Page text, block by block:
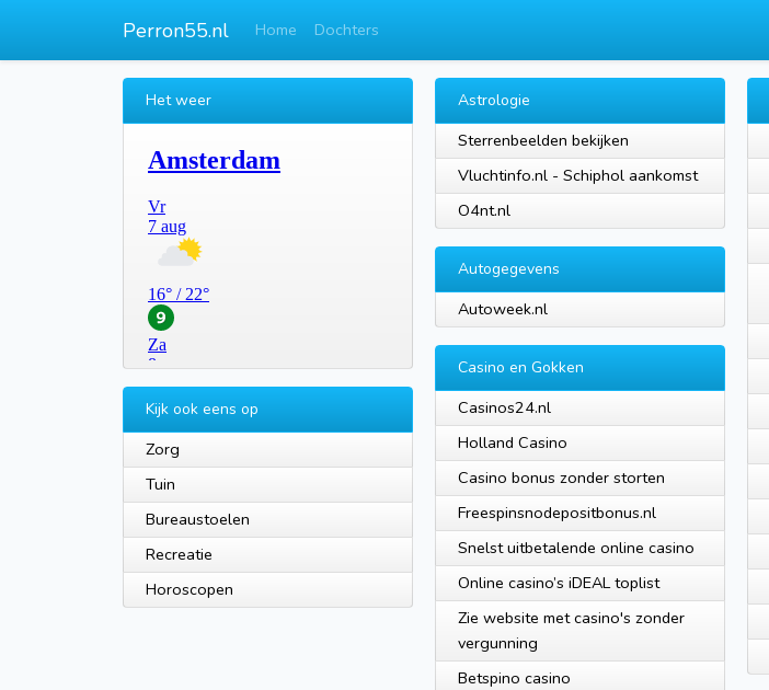
Perron55.nl Home Dochters
Het weer
Kijk ook eens op
Zorg
Tuin
Bureaustoelen
Recreatie
Horoscopen
Astrologie
Sterrenbeelden bekijken
Vluchtinfo.nl - Schiphol aankomst
O4nt.nl
Autogegevens
Autoweek.nl
Casino en Gokken
Casinos24.nl
Holland Casino
Casino bonus zonder storten
Freespinsnodepositbonus.nl
Snelst uitbetalende online casino
Online casino’s iDEAL toplist
Zie website met casino's zonder
vergunning
Betspino casino